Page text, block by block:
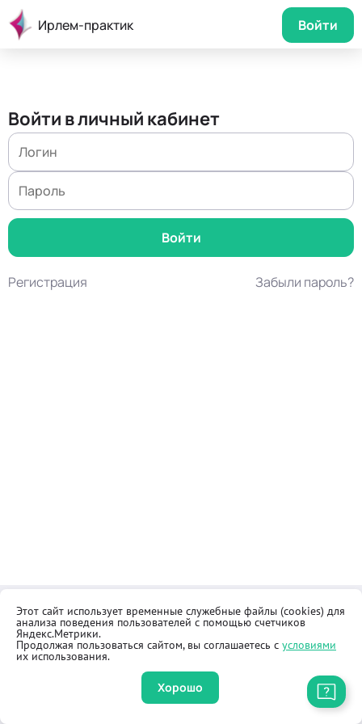
Ирлем-практик Войти
Войти в личный кабинет
Регистрация Забыли пароль?
Контакты
Как купить
Общественная приёмная
Реквизиты
Оферта
Правила продажи товаров
Этот сайт использует временные служебные файлы (cookies) для
анализа поведения пользователей с помощью счетчиков
Яндекс.Метрики.
Продолжая пользоваться сайтом, вы соглашаетесь с условиями
их использования.
Хорошо